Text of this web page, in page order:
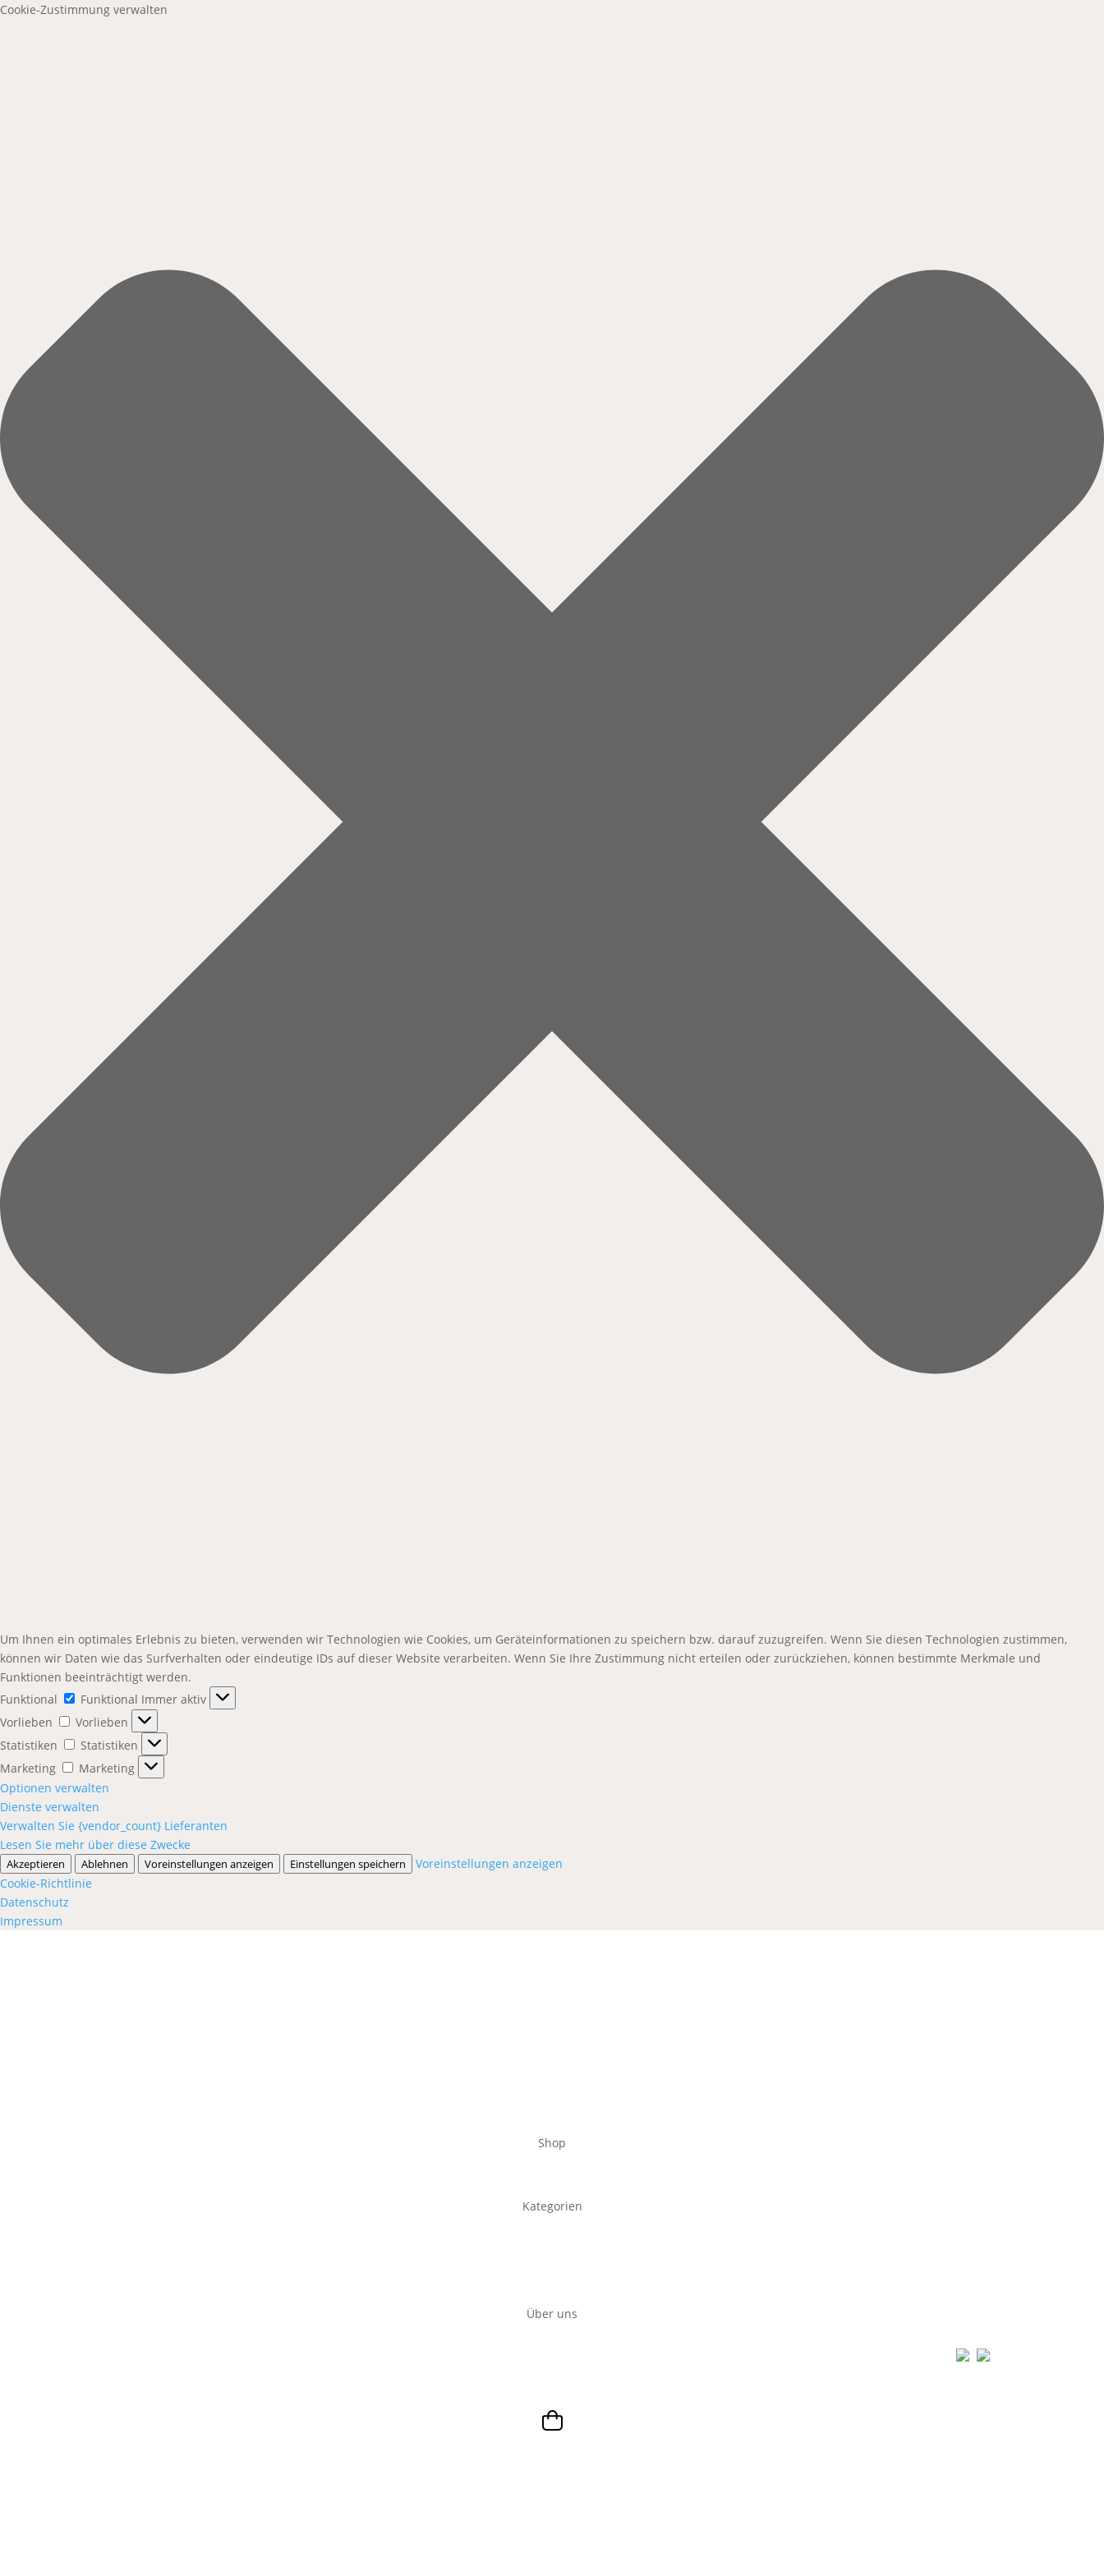
Cookie-Zustimmung verwalten
Um Ihnen ein optimales Erlebnis zu bieten, verwenden wir Technologien wie Cookies, um Geräteinformationen zu speichern bzw. darauf zuzugreifen. Wenn Sie diesen Technologien zustimmen,
können wir Daten wie das Surfverhalten oder eindeutige IDs auf dieser Website verarbeiten. Wenn Sie Ihre Zustimmung nicht erteilen oder zurückziehen, können bestimmte Merkmale und
Funktionen beeinträchtigt werden.
Funktional
Funktional Immer aktiv
Vorlieben
Vorlieben
Statistiken
Statistiken
Marketing
Marketing
Optionen verwalten
Dienste verwalten
Verwalten Sie {vendor_count} Lieferanten
Lesen Sie mehr über diese Zwecke
Akzeptieren Ablehnen Voreinstellungen anzeigen Einstellungen speichern
Voreinstellungen anzeigen
Cookie-Richtlinie
Datenschutz
Impressum
Shop
Kategorien
Über uns